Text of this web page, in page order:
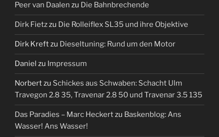
Peer van Daalen zu Die Bahnbrechende
Dirk Fietzzu Die Rolleiflex SL35 und ihre Objektive
Dirk Kreftzu Dieseltuning: Rund um den Motor
Daniel zu Impressum
Norbertzu Schickes aus Schwaben: Schacht Ulm
Travegon 2.8 35, Travenar 2.8 50 und Travenar 3.5 135
Das Paradies – Marc Heckertzu Baskenblog: Ans
Wasser! Ans Wasser!